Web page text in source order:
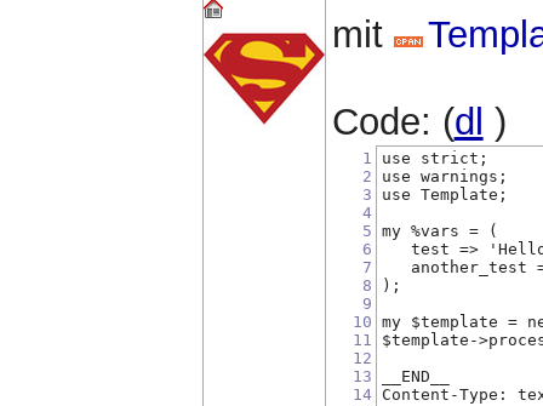
mit
Code: (dl )
1
2
3
4
5
6
7
8
9
10
11
12
13
14
use strict;
use warnings;
use Template;
my %vars = (
test =>
another_test
);
my $template =
$template-
__END__
Content-Type: